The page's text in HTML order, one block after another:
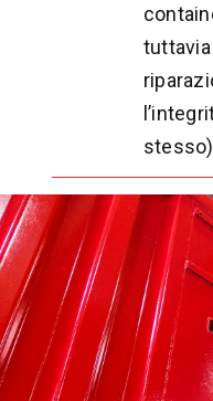
stesso)